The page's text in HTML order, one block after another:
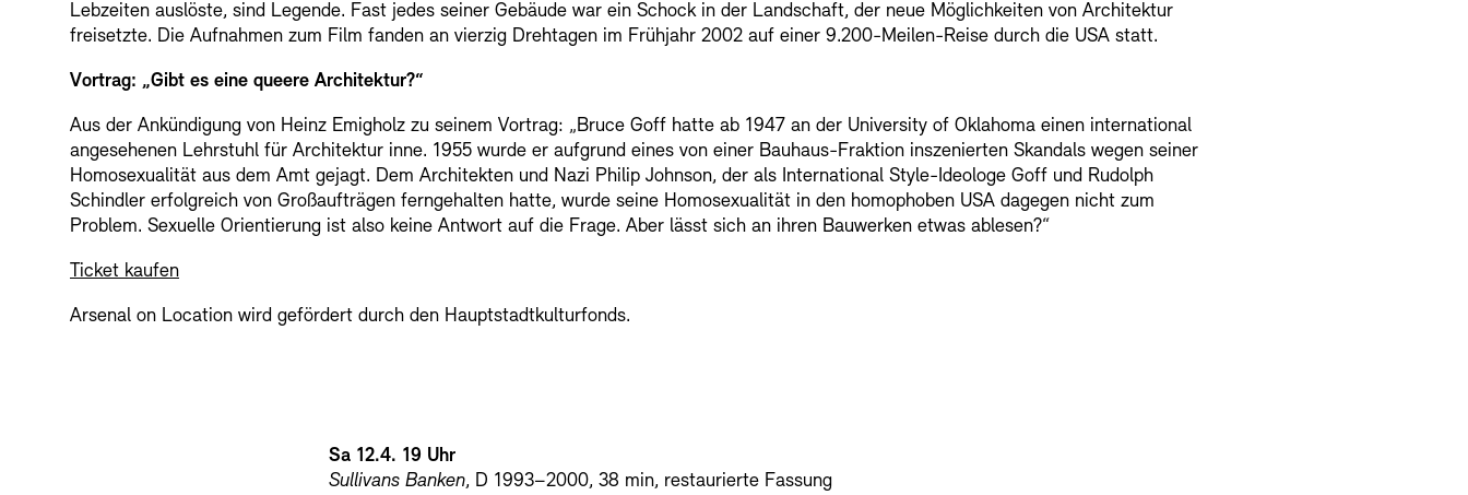
Lebzeiten auslöste, sind Legende. Fast jedes seiner Gebäude war ein Schock in der Landschaft, der neue Möglichkeiten von Architektur
freisetzte. Die Aufnahmen zum Film fanden an vierzig Drehtagen im Frühjahr 2002 auf einer 9.200-Meilen-Reise durch die USA statt.
Vortrag: „Gibt es eine queere Architektur?“
Aus der Ankündigung von Heinz Emigholz zu seinem Vortrag: „Bruce Goff hatte ab 1947 an der University of Oklahoma einen international
angesehenen Lehrstuhl für Architektur inne. 1955 wurde er aufgrund eines von einer Bauhaus-Fraktion inszenierten Skandals wegen seiner
Homosexualität aus dem Amt gejagt. Dem Architekten und Nazi Philip Johnson, der als International Style-Ideologe Goff und Rudolph
Schindler erfolgreich von Großaufträgen ferngehalten hatte, wurde seine Homosexualität in den homophoben USA dagegen nicht zum
Problem. Sexuelle Orientierung ist also keine Antwort auf die Frage. Aber lässt sich an ihren Bauwerken etwas ablesen?“
Ticket kaufen
Arsenal on Location wird gefördert durch den Hauptstadtkulturfonds.
Sa 12.4. 19 Uhr
Sullivans Banken, D 1993–2000, 38 min, restaurierte Fassung